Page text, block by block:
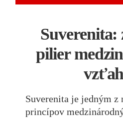
pilier
Suverenita je jedným
princípov